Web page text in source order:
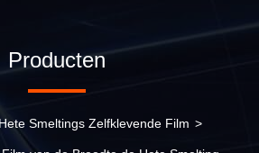
Producten
Hete Smeltings Zelfklevende Film >